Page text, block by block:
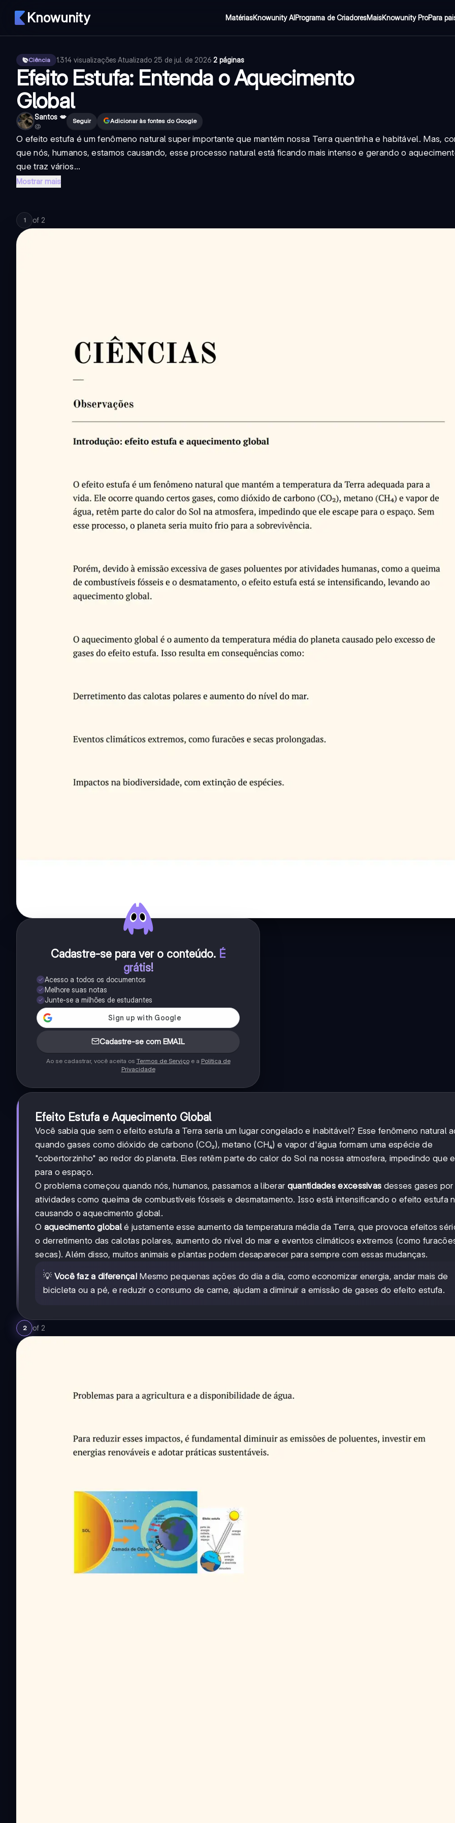
Knowunity MatériasKnowunity AIPrograma de CriadoresMaisKnowunity ProPara
Ciência 1.314 visualizações·Atualizado 25 de jul. de 2026·2 páginas
Efeito Estufa: Entenda o Aquecimento
Global
Santos 💋
@
Seguir Adicionar às fontes do Google
O efeito estufa é um fenômeno natural super importante que mantém nossa Terra quentinha e habitável. Mas,
que nós, humanos, estamos causando, esse processo natural está ficando mais intenso e gerando o
que traz vários...
Mostrar mais
1 of 2
Cadastre-se para ver o conteúdo. É
grátis!
Acesso a todos os documentos
Melhore suas notas
Junte-se a milhões de estudantes
Cadastre-se com EMAIL
Ao se cadastrar, você aceita os Termos de Serviçoe a Política de
Privacidade
Efeito Estufa e Aquecimento Global
Você sabia que sem o efeito estufa a Terra seria um lugar congelado e inabitável? Esse fenômeno natural
quando gases como dióxido de carbono (CO₂), metano (CH₄) e vapor d'água formam uma espécie de
"cobertorzinho" ao redor do planeta. Eles retêm parte do calor do Sol na nossa atmosfera, impedindo que
para o espaço.
O problema começou quando nós, humanos, passamos a liberar quantidades excessivas desses gases
atividades como queima de combustíveis fósseis e desmatamento. Isso está intensificando o efeito estufa
causando o aquecimento global.
O aquecimento global é justamente esse aumento da temperatura média da Terra, que provoca efeitos
o derretimento das calotas polares, aumento do nível do mar e eventos climáticos extremos (como
secas). Além disso, muitos animais e plantas podem desaparecer para sempre com essas mudanças.
💡 Você faz a diferença!Mesmo pequenas ações do dia a dia, como economizar energia, andar mais de
bicicleta ou a pé, e reduzir o consumo de carne, ajudam a diminuir a emissão de gases do efeito estufa.
2 of 2